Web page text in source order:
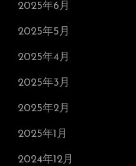
2025年6月
2025年5月
2025年4月
2025年3月
2025年2月
2025年1月
2024年12月